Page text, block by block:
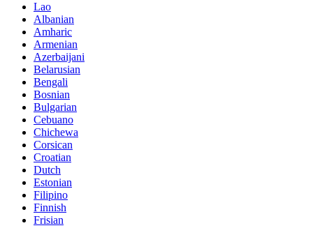
Lao
Albanian
Amharic
Armenian
Azerbaijani
Belarusian
Bengali
Bosnian
Bulgarian
Cebuano
Chichewa
Corsican
Croatian
Dutch
Estonian
Filipino
Finnish
Frisian